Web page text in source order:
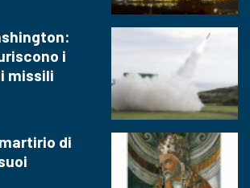
i
missili
di